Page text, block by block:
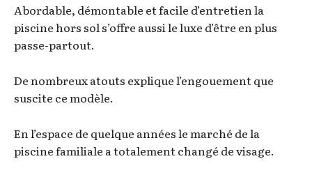
Abordable, démontable et facile d’entretien la
piscine hors sol s’offre aussi le luxe d’être en plus
passe-partout.
De nombreux atouts explique l’engouement que
suscite ce modèle.
En l’espace de quelque années le marché de la
piscine familiale a totalement changé de visage.